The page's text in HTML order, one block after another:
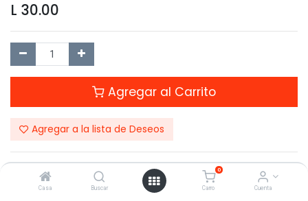
Casa Buscar
0
Carro Cuenta
L 30.00
Agregar al Carrito
Agregar a la lista de Deseos
Compartir este Producto: